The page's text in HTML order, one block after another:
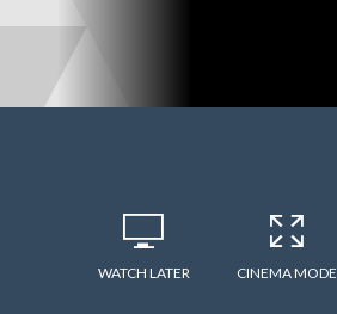
WATCH LATER CINEMA MODE